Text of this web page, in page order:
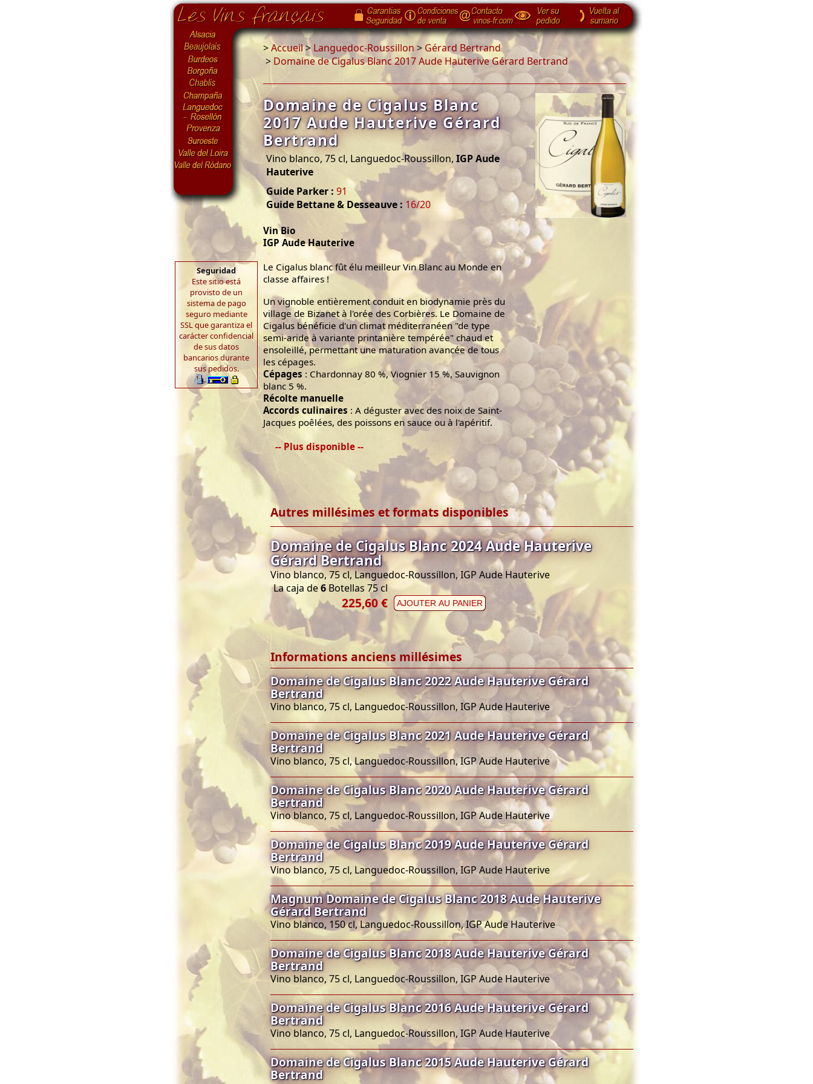
Seguridad
Este sitio está
provisto de un
sistema de pago
seguro mediante
SSL que garantiza el
carácter confidencial
de sus datos
bancarios durante
sus pedidos.
>Accueil>Languedoc-Roussillon> Gérard Bertrand
> Domaine de Cigalus Blanc 2017 Aude Hauterive Gérard Bertrand
Domaine de Cigalus Blanc
2017 Aude Hauterive Gérard
Bertrand
Vino blanco, 75 cl, Languedoc-Roussillon, IGP Aude
Hauterive
Guide Parker : 91
Guide Bettane & Desseauve : 16/20
Vin Bio
IGP Aude Hauterive
Le Cigalus blanc fût élu meilleur Vin Blanc au Monde en
classe affaires !
Un vignoble entièrement conduit en biodynamie près du
village de Bizanet à l'orée des Corbières. Le Domaine de
Cigalus bénéficie d'un climat méditerranéen "de type
semi-aride à variante printanière tempérée" chaud et
ensoleillé, permettant une maturation avancée de tous
les cépages.
Cépages : Chardonnay 80 %, Viognier 15 %, Sauvignon
blanc 5 %.
Récolte manuelle
Accords culinaires : A déguster avec des noix de Saint-
Jacques poêlées, des poissons en sauce ou à l'apéritif.
-- Plus disponible --
Autres millésimes et formats disponibles
Domaine de Cigalus Blanc 2024 Aude Hauterive
Gérard Bertrand
Vino blanco, 75 cl, Languedoc-Roussillon, IGP Aude Hauterive
La caja de6 Botellas 75 cl
225,60 € AJOUTER AU PANIER
Informations anciens millésimes
Domaine de Cigalus Blanc 2022 Aude Hauterive Gérard
Bertrand
Vino blanco, 75 cl, Languedoc-Roussillon, IGP Aude Hauterive
Domaine de Cigalus Blanc 2021 Aude Hauterive Gérard
Bertrand
Vino blanco, 75 cl, Languedoc-Roussillon, IGP Aude Hauterive
Domaine de Cigalus Blanc 2020 Aude Hauterive Gérard
Bertrand
Vino blanco, 75 cl, Languedoc-Roussillon, IGP Aude Hauterive
Domaine de Cigalus Blanc 2019 Aude Hauterive Gérard
Bertrand
Vino blanco, 75 cl, Languedoc-Roussillon, IGP Aude Hauterive
Magnum Domaine de Cigalus Blanc 2018 Aude Hauterive
Gérard Bertrand
Vino blanco, 150 cl, Languedoc-Roussillon, IGP Aude Hauterive
Domaine de Cigalus Blanc 2018 Aude Hauterive Gérard
Bertrand
Vino blanco, 75 cl, Languedoc-Roussillon, IGP Aude Hauterive
Domaine de Cigalus Blanc 2016 Aude Hauterive Gérard
Bertrand
Vino blanco, 75 cl, Languedoc-Roussillon, IGP Aude Hauterive
Domaine de Cigalus Blanc 2015 Aude Hauterive Gérard
Bertrand